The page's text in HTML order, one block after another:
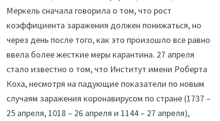
Меркель сначала говорила о том, что рост
коэффициента заражения должен понижаться, но
через день после того, как это произошло все равно
ввела более жесткие меры карантина. 27 апреля
стало известно о том, что Институт имени Роберта
Коха, несмотря на падующие показатели по новым
случаям заражения коронавирусом по стране (1737 –
25 апреля, 1018 – 26 апреля и 1144 – 27 апреля),